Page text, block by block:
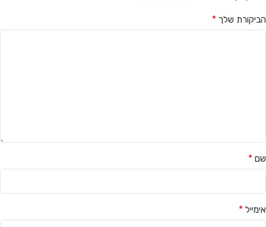
הביקורת שלך *
שם *
אימייל *